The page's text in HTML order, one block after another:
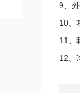
9、
10、
11、
12、